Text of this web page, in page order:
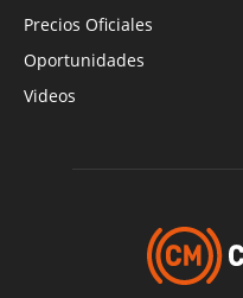
Precios Oficiales
Oportunidades
Videos